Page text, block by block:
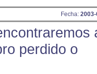
Fecha:
perdido o